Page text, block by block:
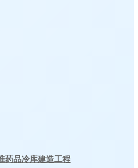
药品冷库建造工程